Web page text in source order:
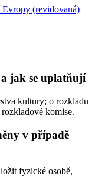
(revidovaná)
jak se uplatňují
kultury; o rozkladu
komise.
v případě
fyzické osobě,